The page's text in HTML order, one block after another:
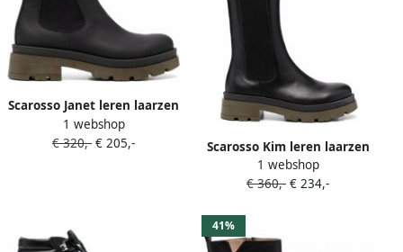
Scarosso Janet leren laarzen
Zwart
1 webshop
€ 320,- € 205,-
Scarosso Kim leren laarzen
Zwart
1 webshop
€ 360,- € 234,-
41%